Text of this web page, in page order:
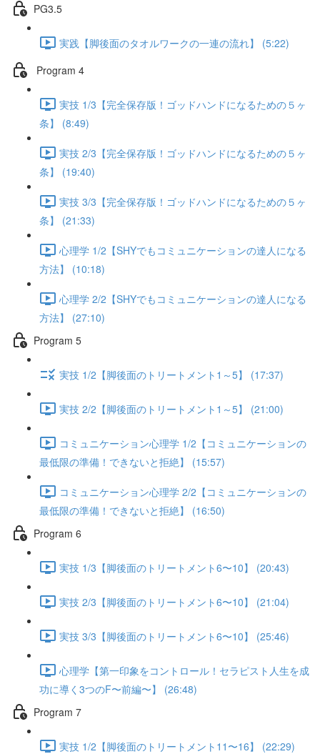
PG3.5
実践【脚後面のタオルワークの一連の流れ】 (5:22)
Program 4
実技 1/3【完全保存版！ゴッドハンドになるための５ヶ
条】 (8:49)
実技 2/3【完全保存版！ゴッドハンドになるための５ヶ
条】 (19:40)
実技 3/3【完全保存版！ゴッドハンドになるための５ヶ
条】 (21:33)
心理学 1/2【SHYでもコミュニケーションの達人になる
方法】 (10:18)
心理学 2/2【SHYでもコミュニケーションの達人になる
方法】 (27:10)
Program 5
実技 1/2【脚後面のトリートメント1～5】 (17:37)
実技 2/2【脚後面のトリートメント1～5】 (21:00)
コミュニケーション心理学 1/2【コミュニケーションの
最低限の準備！できないと拒絶】 (15:57)
コミュニケーション心理学 2/2【コミュニケーションの
最低限の準備！できないと拒絶】 (16:50)
Program 6
実技 1/3【脚後面のトリートメント6〜10】 (20:43)
実技 2/3【脚後面のトリートメント6〜10】 (21:04)
実技 3/3【脚後面のトリートメント6〜10】 (25:46)
心理学【第一印象をコントロール！セラピスト人生を成
功に導く3つのF〜前編〜】 (26:48)
Program 7
実技 1/2【脚後面のトリートメント11〜16】 (22:29)